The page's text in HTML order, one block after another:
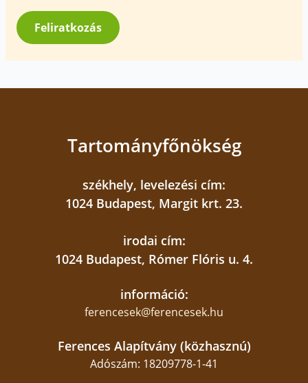
jóváhagyása
*
Feliratkozás
Tartományfőnökség
székhely, levelezési cím:
1024 Budapest, Margit krt. 23.
irodai cím:
1024 Budapest, Rómer Flóris u. 4.
információ:
ferencesek@ferencesek.hu
Ferences Alapítvány (közhasznú)
Adószám: 18209778-1-41